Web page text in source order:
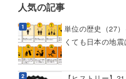
人気の記事
単位の歴史（27
くても日本の地震